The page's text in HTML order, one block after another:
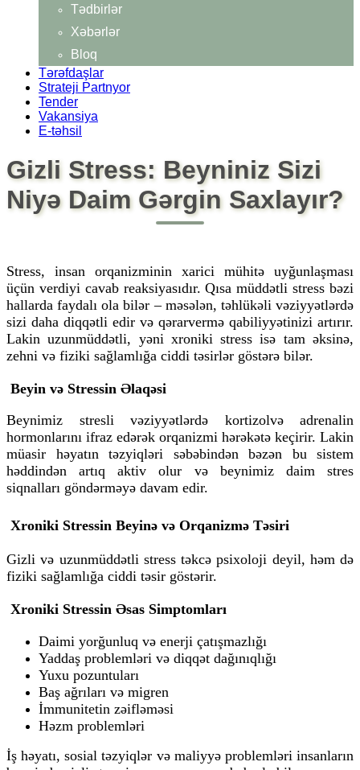
Tədbirlər
Xəbərlər
Bloq
Tərəfdaşlar
Strateji Partnyor
Tender
Vakansiya
E-təhsil
Gizli Stress: Beyniniz Sizi
Niyə Daim Gərgin Saxlayır?
Stress, insan orqanizminin xarici mühitə uyğunlaşması
üçün verdiyi cavab reaksiyasıdır. Qısa müddətli stress bəzi
hallarda faydalı ola bilər – məsələn, təhlükəli vəziyyətlərdə
sizi daha diqqətli edir və qərarvermə qabiliyyətinizi artırır.
Lakin uzunmüddətli, yəni xroniki stress isə tam əksinə,
zehni və fiziki sağlamlığa ciddi təsirlər göstərə bilər.
Beyin və Stressin Əlaqəsi
Beynimiz stresli vəziyyətlərdə kortizolvə adrenalin
hormonlarını ifraz edərək orqanizmi hərəkətə keçirir. Lakin
müasir həyatın təzyiqləri səbəbindən bəzən bu sistem
həddindən artıq aktiv olur və beynimiz daim stres
siqnalları göndərməyə davam edir.
Xroniki Stressin Beyinə və Orqanizmə Təsiri
Gizli və uzunmüddətli stress təkcə psixoloji deyil, həm də
fiziki sağlamlığa ciddi təsir göstərir.
Xroniki Stressin Əsas Simptomları
Daimi yorğunluq və enerji çatışmazlığı
Yaddaş problemləri və diqqət dağınıqlığı
Yuxu pozuntuları
Baş ağrıları və migren
İmmunitetin zəifləməsi
Həzm problemləri
İş həyatı, sosial təzyiqlər və maliyyə problemləri insanların